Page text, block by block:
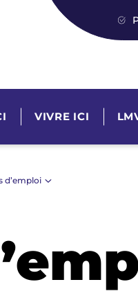
VIVRE ICI
d’emploi